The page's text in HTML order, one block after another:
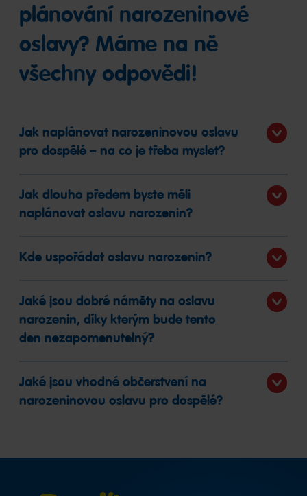
plánování narozeninové
oslavy? Máme na ně
všechny odpovědi!
Jak naplánovat narozeninovou oslavu
pro dospělé – na co je třeba myslet?
Jak dlouho předem byste měli
naplánovat oslavu narozenin?
Kde uspořádat oslavu narozenin?
Jaké jsou dobré náměty na oslavu
narozenin, díky kterým bude tento
den nezapomenutelný?
Jaké jsou vhodné občerstvení na
narozeninovou oslavu pro dospělé?